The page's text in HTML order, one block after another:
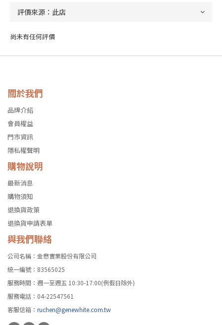
尚未有任何評價
關於我們
品牌介紹
會員權益
門市資訊
隱私權聲明
購物說明
最新消息
購物須知
退換貨政策
退換貨申請表單
與我們聯絡
公司名稱：金懋實業股份有限公司
統一編號：83565025
服務時間：週一至週五 10:30-17:00(例假日除外)
服務電話：04-22547561
客服信箱： ruchen@genewhite.com.tw